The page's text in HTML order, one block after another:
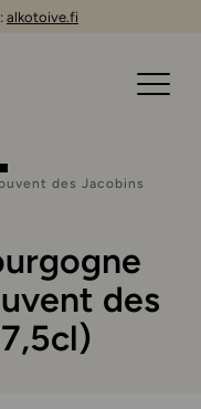
alkotoive.fi
des Jacobins
des